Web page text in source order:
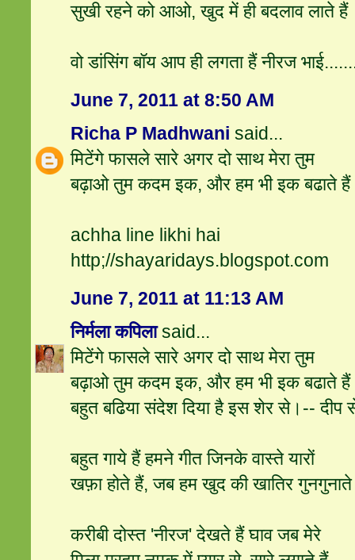
सुखी रहने को आओ, खुद में ही बदलाव लाते हैं
वो डांसिंग बॉय आप ही लगता हैं नीरज
June 7, 2011 at 8:50 AM
Richa P Madhwani said...
मिटेंगे फासले सारे अगर दो साथ मेरा तुम
बढ़ाओ तुम कदम इक, और हम भी इक बढाते हैं
achha line likhi hai
http;//shayaridays.blogspot.com
June 7, 2011 at 11:13 AM
निर्मला कपिलाsaid...
मिटेंगे फासले सारे अगर दो साथ मेरा तुम
बढ़ाओ तुम कदम इक, और हम भी इक बढाते हैं
बहुत बढिया संदेश दिया है इस शेर से।-- दीप
बहुत गाये हैं हमने गीत जिनके वास्ते यारों
खफ़ा होते हैं, जब हम खुद की खातिर
करीबी दोस्त 'नीरज' देखते हैं घाव जब मेरे